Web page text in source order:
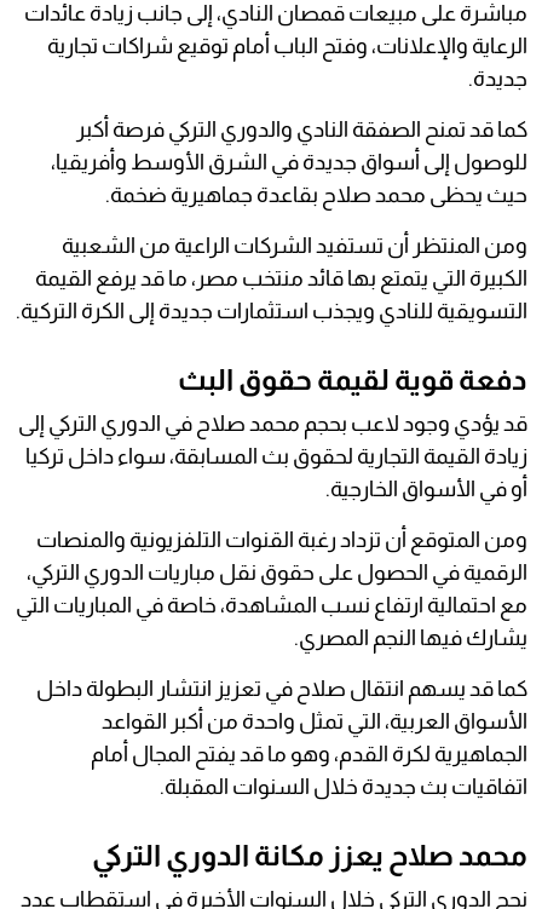
مباشرة على مبيعات قمصان النادي، إلى جانب زيادة عائدات
الرعاية والإعلانات، وفتح الباب أمام توقيع شراكات تجارية
جديدة.
كما قد تمنح الصفقة النادي والدوري التركي فرصة أكبر
للوصول إلى أسواق جديدة في الشرق الأوسط وأفريقيا،
حيث يحظى محمد صلاح بقاعدة جماهيرية ضخمة.
ومن المنتظر أن تستفيد الشركات الراعية من الشعبية
الكبيرة التي يتمتع بها قائد منتخب مصر، ما قد يرفع القيمة
التسويقية للنادي ويجذب استثمارات جديدة إلى الكرة التركية.
دفعة قوية لقيمة حقوق البث
قد يؤدي وجود لاعب بحجم محمد صلاح في الدوري التركي إلى
زيادة القيمة التجارية لحقوق بث المسابقة، سواء داخل تركيا
أو في الأسواق الخارجية.
ومن المتوقع أن تزداد رغبة القنوات التلفزيونية والمنصات
الرقمية في الحصول على حقوق نقل مباريات الدوري التركي،
مع احتمالية ارتفاع نسب المشاهدة، خاصة في المباريات التي
يشارك فيها النجم المصري.
كما قد يسهم انتقال صلاح في تعزيز انتشار البطولة داخل
الأسواق العربية، التي تمثل واحدة من أكبر القواعد
الجماهيرية لكرة القدم، وهو ما قد يفتح المجال أمام
اتفاقيات بث جديدة خلال السنوات المقبلة.
محمد صلاح يعزز مكانة الدوري التركي
نجح الدوري التركي خلال السنوات الأخيرة في استقطاب عدد